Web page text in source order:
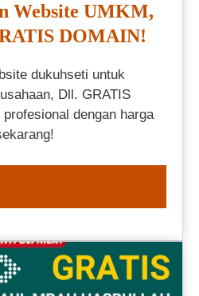
Website UMKM,
DOMAIN!
dukuhseti untuk
Dll. GRATIS
dengan harga